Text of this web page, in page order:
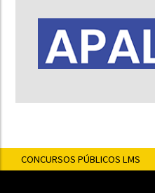
CONCURSOS PÚBLICOS LMS